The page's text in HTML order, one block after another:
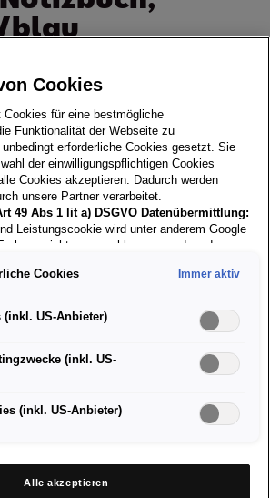
blau
Österreichs!
Produkte
Cookies
Cookies für eine bestmögliche
Funktionalität der Webseite zu
erforderliche Cookies gesetzt. Sie
der einwilligungspflichtigen Cookies
Cookies akzeptieren. Dadurch werden
unsere Partner verarbeitet.
49 Abs 1 lit a) DSGVO Datenübermittlung:
Leistungscookie wird unter anderem Google
kann nicht ausgeschlossen werden, dass
dort an die Google LLC) weitergibt. In den
und es fehlt an einem
der Europäischen Kommission. Hieraus
nicht wirksam durchsetzen können, in den
bestehen, und weil nicht
Zugriff auf Daten erlangen können, wobei
Rechte und Freiheiten nicht auf das
der Übermittlung der in den
Cookies Immer aktiv
(inkl. US-Anbieter)
(inkl. US-
(inkl. US-Anbieter)
Alle akzeptieren